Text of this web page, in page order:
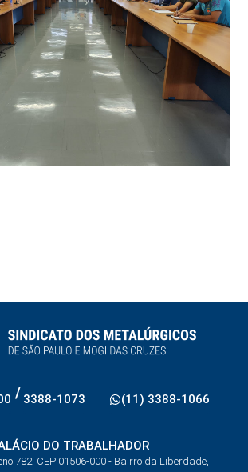
/ 3388-1073 (11) 3388-1066
DO TRABALHADOR
782, CEP 01506-000 - Bairro da Liberdade,